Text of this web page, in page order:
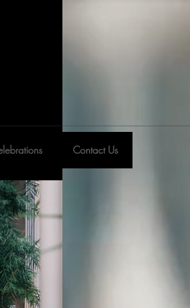
Contact Us